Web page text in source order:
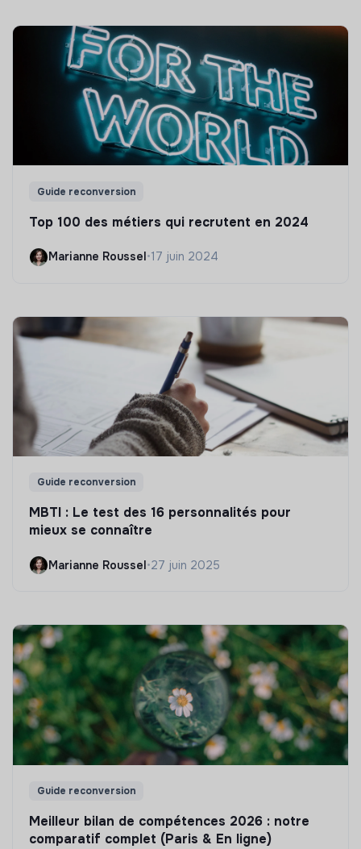
Guide reconversion
Top 100 des métiers qui recrutent en 2024
Marianne Roussel •17 juin 2024
Guide reconversion
MBTI : Le test des 16 personnalités pour
mieux se connaître
Marianne Roussel•27 juin 2025
Guide reconversion
Meilleur bilan de compétences 2026 : notre
comparatif complet (Paris & En ligne)